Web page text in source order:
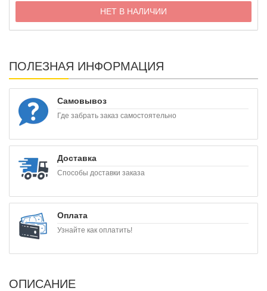
НЕТ В НАЛИЧИИ
ПОЛЕЗНАЯ ИНФОРМАЦИЯ
Самовывоз
Где забрать заказ самостоятельно
Доставка
Способы доставки заказа
Оплата
Узнайте как оплатить!
ОПИСАНИЕ